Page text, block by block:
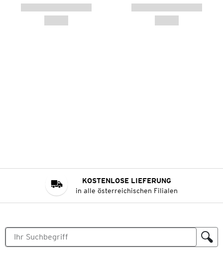
KOSTENLOSE LIEFERUNG
in alle österreichischen Filialen